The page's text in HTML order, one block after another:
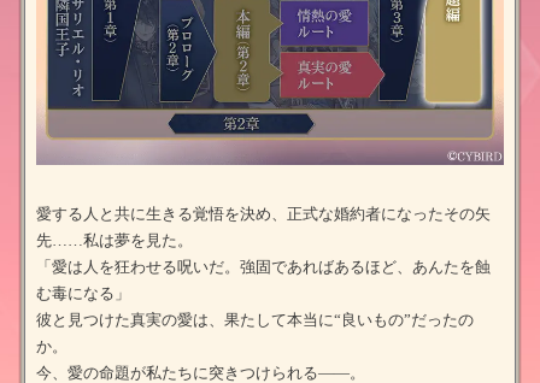
愛する人と共に生きる覚悟を決め、正式な婚約者になったその矢
先……私は夢を見た。
「愛は人を狂わせる呪いだ。強固であればあるほど、あんたを蝕
む毒になる」
彼と見つけた真実の愛は、果たして本当に“良いもの”だったの
か。
今、愛の命題が私たちに突きつけられる――。